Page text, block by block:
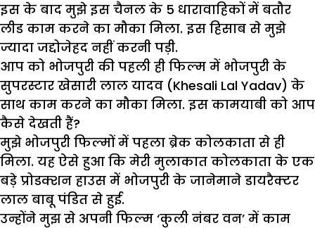
इस के बाद मुझे इस चैनल के 5 धारावाहिकों में बतौर
लीड काम करने का मौका मिला. इस हिसाब से मुझे
ज्यादा जद्दोजेहद नहीं करनी पड़ी.
आप को भोजपुरी की पहली ही फिल्म में भोजपुरी के
सुपरस्टार खेसारी लाल यादव (Khesali Lal Yadav) के
साथ काम करने का मौका मिला. इस कामयाबी को आप
कैसे देखती हैं?
मुझे भोजपुरी फिल्मों में पहला ब्रेक कोलकाता से ही
मिला. यह ऐसे हुआ कि मेरी मुलाकात कोलकाता के एक
बड़े प्रोडक्शन हाउस में भोजपुरी के जानेमाने डायरैक्टर
लाल बाबू पंडित से हुई.
उन्होंने मुझ से अपनी फिल्म ‘कुली नंबर वन’ में काम